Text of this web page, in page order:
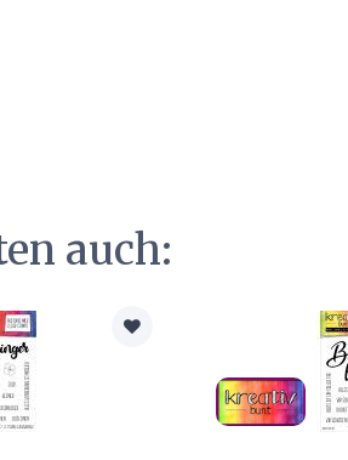
auch: